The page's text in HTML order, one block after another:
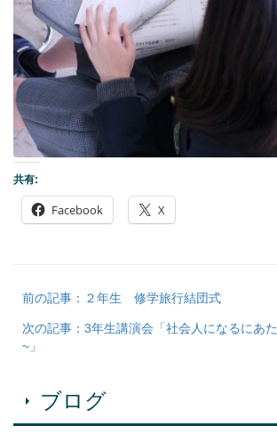
共有:
Facebook X
前の記事：２年生 修学旅行結団式
次の記事：3年生講演会「社会人になるにあ
~」
ブログ